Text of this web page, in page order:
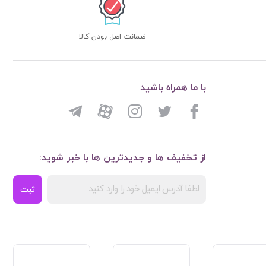
ضمانت اصل بودن کالا
از تخفیف ها و جدیدترین ها با خبر شوید:
ثبت
با ما همراه باشید